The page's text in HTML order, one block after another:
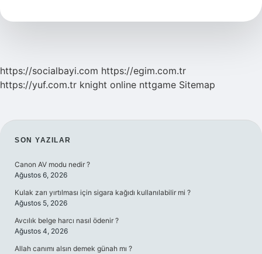
Mi
https://socialbayi.com https://egim.com.tr
https://yuf.com.tr knight online nttgame Sitemap
SIDEBAR
SON YAZILAR
Canon AV modu nedir ?
Ağustos 6, 2026
Kulak zarı yırtılması için sigara kağıdı kullanılabilir mi ?
Ağustos 5, 2026
Avcılık belge harcı nasıl ödenir ?
Ağustos 4, 2026
Allah canımı alsın demek günah mı ?